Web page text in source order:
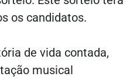
os candidatos.
de vida contada,
musical